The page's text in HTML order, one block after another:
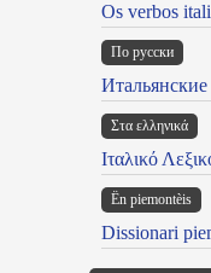
Os verbos
По русски
Στα ελληνικά
Ιταλικό
Ën piemontèis
Dissionari